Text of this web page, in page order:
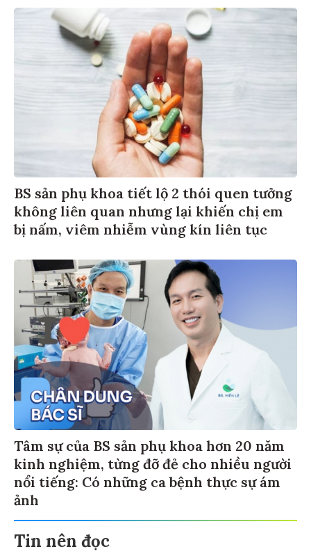
BS sản phụ khoa tiết lộ 2 thói quen tưởng
không liên quan nhưng lại khiến chị em
bị nấm, viêm nhiễm vùng kín liên tục
Tâm sự của BS sản phụ khoa hơn 20 năm
kinh nghiệm, từng đỡ đẻ cho nhiều người
nổi tiếng: Có những ca bệnh thực sự ám
ảnh
Tin nên đọc